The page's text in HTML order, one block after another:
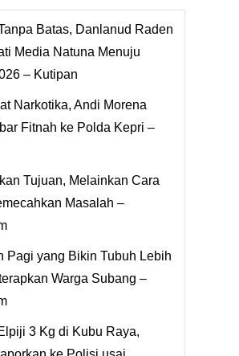
Batas, Danlanud Raden
Media Natuna Menuju
– Kutipan
Narkotika, Andi Morena
Fitnah ke Polda Kepri –
Tujuan, Melainkan Cara
Masalah –
Pagi yang Bikin Tubuh Lebih
Warga Subang –
3 Kg di Kubu Raya,